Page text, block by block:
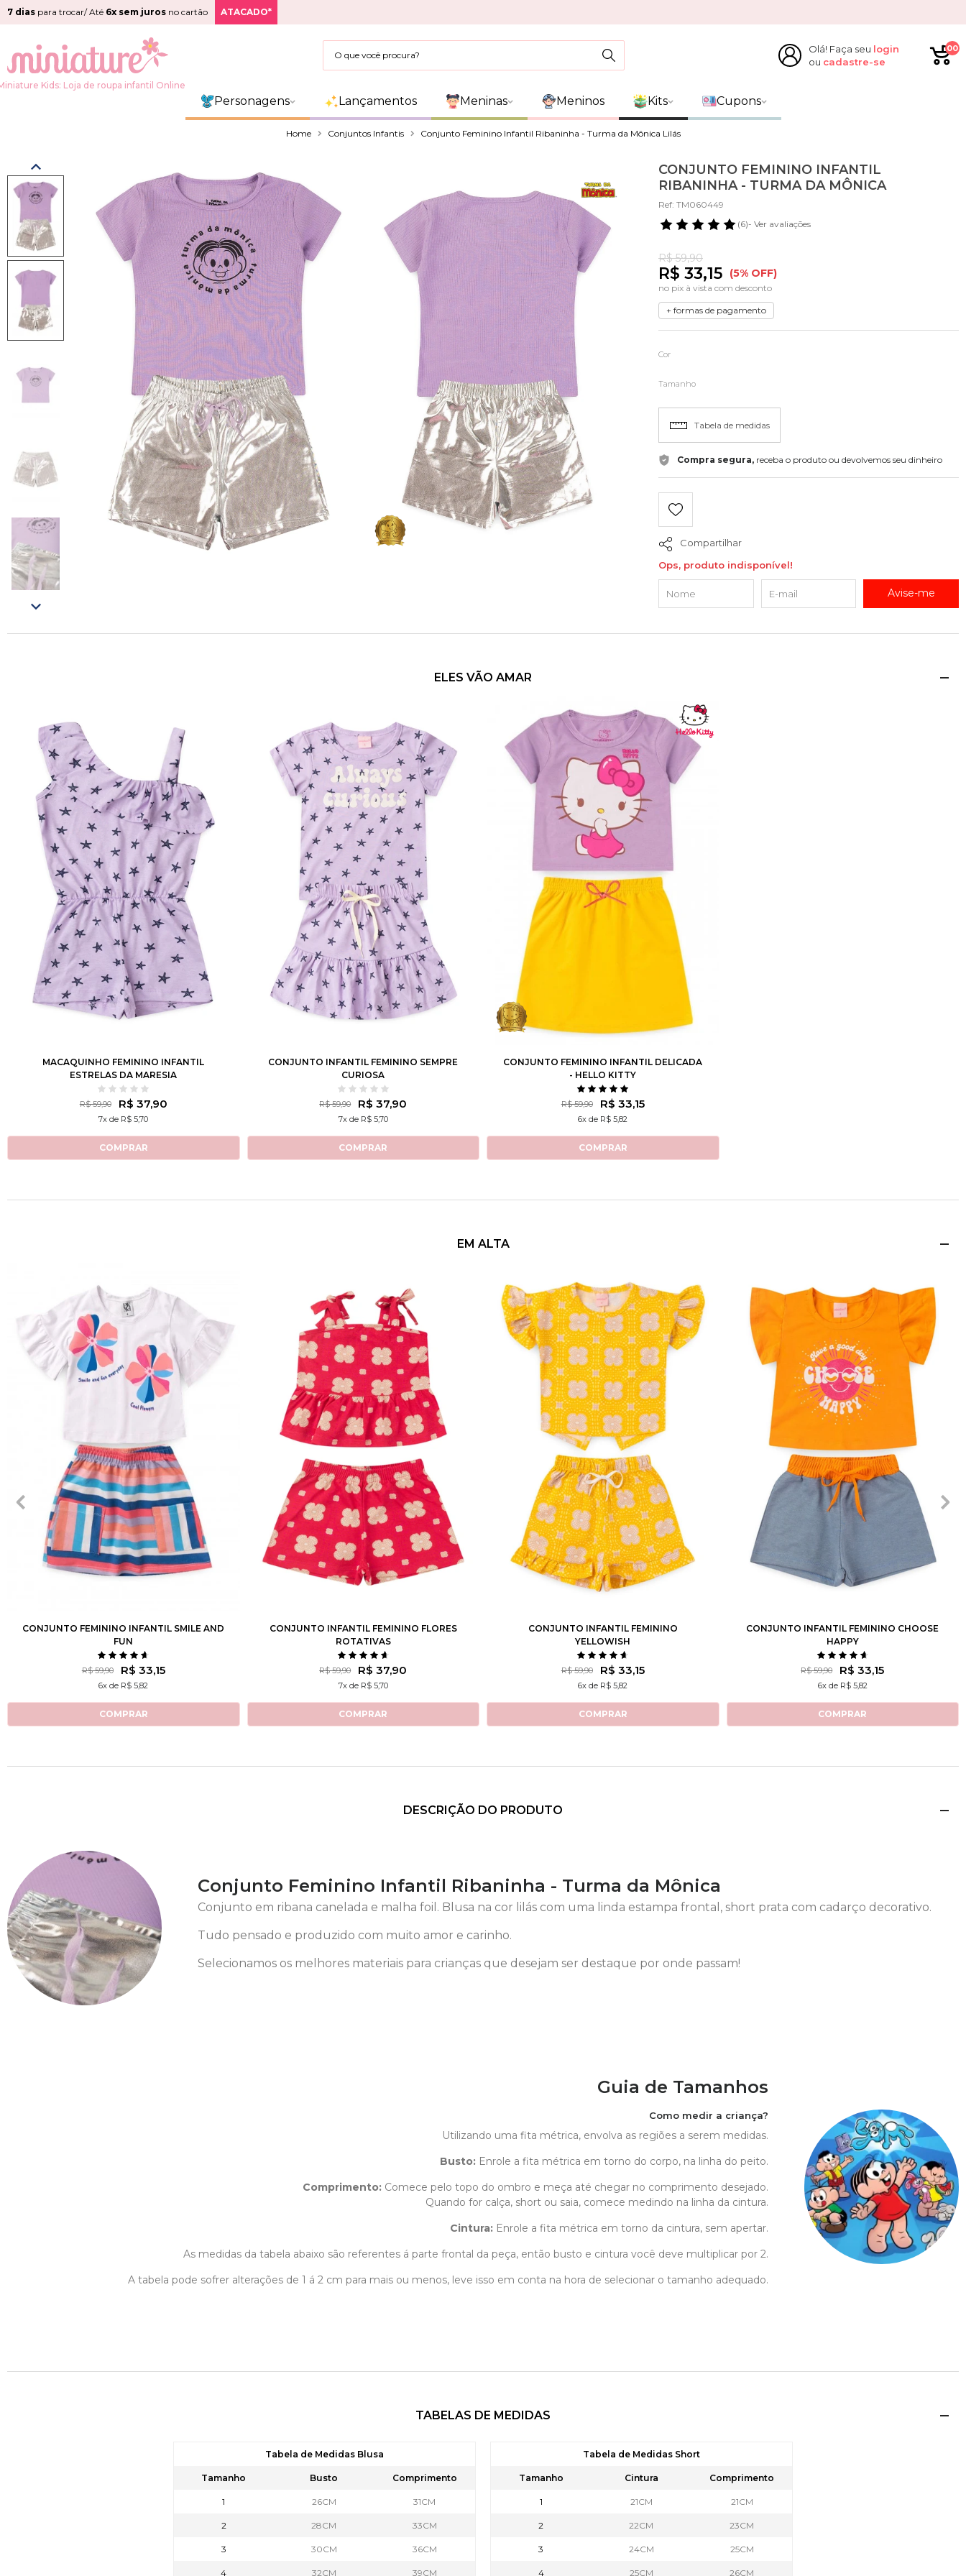
7 dias para trocar/ Até 6x sem juros no cartão ATACADO*
Kids: Loja de roupa infantil Online
Olá! Faça seu login
ou cadastre-se
00
Personagens Lançamentos Meninas Meninos Kits Cupons
Home Conjuntos Infantis Conjunto Feminino Infantil Ribaninha - Turma da Mônica Lilás
CONJUNTO FEMININO INFANTIL
RIBANINHA - TURMA DA MÔNICA
Ref: TM060449
(6)- Ver avaliações
R$ 59,90
R$ 33,15 (5% OFF)
no pix à vista com desconto
+ formas de pagamento
Cor
Tamanho
Tabela de medidas
Compra segura, receba o produto ou devolvemos seu dinheiro
Compartilhar
Ops, produto indisponível!
Avise-me
ELES VÃO AMAR
MACAQUINHO FEMININO INFANTIL
ESTRELAS DA MARESIA
R$ 59,90 R$ 37,90
7x de R$ 5,70
COMPRAR
CONJUNTO INFANTIL FEMININO SEMPRE
CURIOSA
R$ 59,90 R$ 37,90
7x de R$ 5,70
COMPRAR
1 2 3 4 6 8 10
CONJUNTO FEMININO INFANTIL DELICADA
- HELLO KITTY
R$ 59,90 R$ 33,15
6x de R$ 5,82
COMPRAR
EM ALTA
CONJUNTO FEMININO INFANTIL SMILE AND
FUN
R$ 59,90 R$ 33,15
6x de R$ 5,82
COMPRAR
CONJUNTO INFANTIL FEMININO FLORES
ROTATIVAS
R$ 59,90 R$ 37,90
7x de R$ 5,70
COMPRAR
CONJUNTO INFANTIL FEMININO
YELLOWISH
R$ 59,90 R$ 33,15
6x de R$ 5,82
COMPRAR
CONJUNTO INFANTIL FEMININO CHOOSE
HAPPY
R$ 59,90 R$ 33,15
6x de R$ 5,82
COMPRAR
DESCRIÇÃO DO PRODUTO
Conjunto Feminino Infantil Ribaninha - Turma da Mônica
Conjunto em ribana canelada e malha foil. Blusa na cor lilás com uma linda estampa frontal, short prata com cadarço decorativo.
Tudo pensado e produzido com muito amor e carinho.
Selecionamos os melhores materiais para crianças que desejam ser destaque por onde passam!
Guia de Tamanhos
Como medir a criança?
Utilizando uma fita métrica, envolva as regiões a serem medidas.
Busto: Enrole a fita métrica em torno do corpo, na linha do peito.
Comprimento: Comece pelo topo do ombro e meça até chegar no comprimento desejado.
Quando for calça, short ou saia, comece medindo na linha da cintura.
Cintura: Enrole a fita métrica em torno da cintura, sem apertar.
As medidas da tabela abaixo são referentes á parte frontal da peça, então busto e cintura você deve multiplicar por 2.
A tabela pode sofrer alterações de 1 á 2 cm para mais ou menos, leve isso em conta na hora de selecionar o tamanho adequado.
TABELAS DE MEDIDAS
Tabela de Medidas Blusa
Tamanho Busto Comprimento
1 26CM 31CM
2 28CM 33CM
3 30CM 36CM
4 32CM 39CM
Tabela de Medidas Short
Tamanho Cintura Comprimento
1 21CM 21CM
2 22CM 23CM
3 24CM 25CM
4 25CM 26CM